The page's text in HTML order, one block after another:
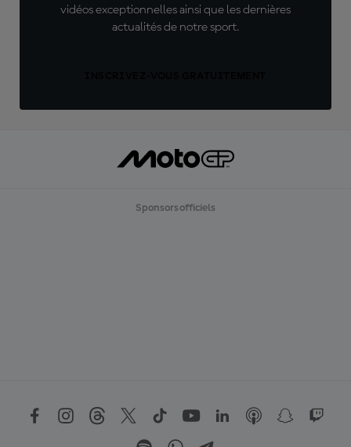
vidéos exceptionnelles ainsi que les dernières
actualités de notre sport.
Sponsors officiels